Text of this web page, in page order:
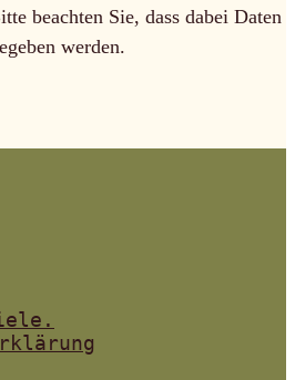
beachten Sie, dass dabei Daten
werden.